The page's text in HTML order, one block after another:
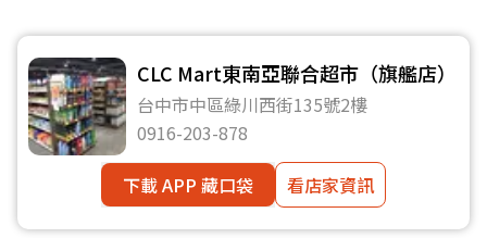
CLC Mart東南亞聯合超市（旗艦店）
台中市中區綠川西街135號2樓
0916-203-878
下載 APP 藏口袋
看店家資訊